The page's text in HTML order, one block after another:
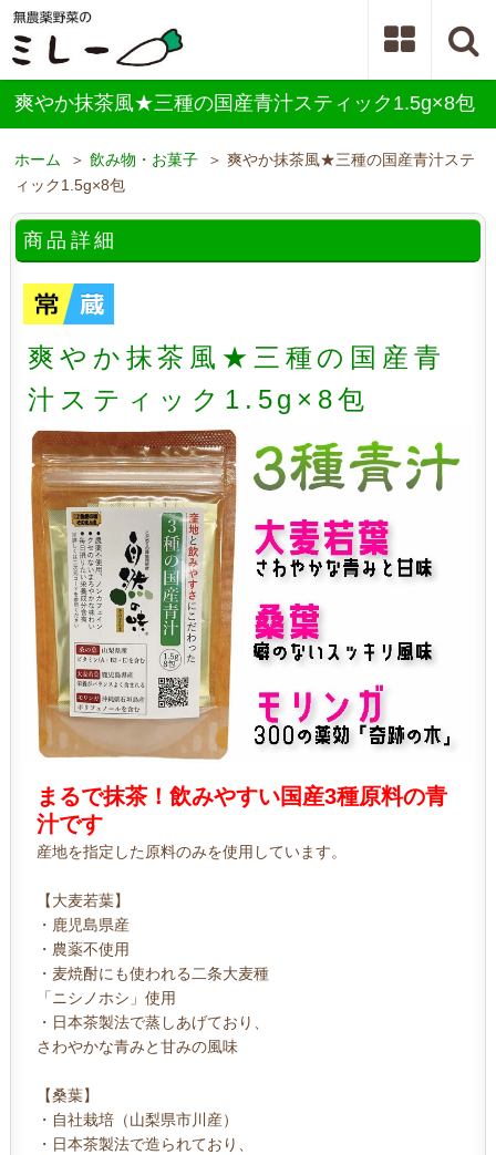
爽やか抹茶風★三種の国産青汁スティック1.5g×8包
ホーム ＞飲み物・お菓子 ＞ 爽やか抹茶風★三種の国産青汁ステ
ィック1.5g×8包
商品詳細
爽やか抹茶風★三種の国産青
汁スティック1.5g×8包
まるで抹茶！飲みやすい国産3種原料の青
汁です
産地を指定した原料のみを使用しています。
【大麦若葉】
・鹿児島県産
・農薬不使用
・麦焼酎にも使われる二条大麦種
「ニシノホシ」使用
・日本茶製法で蒸しあげており、
さわやかな青みと甘みの風味
【桑葉】
・自社栽培（山梨県市川産）
・日本茶製法で造られており、